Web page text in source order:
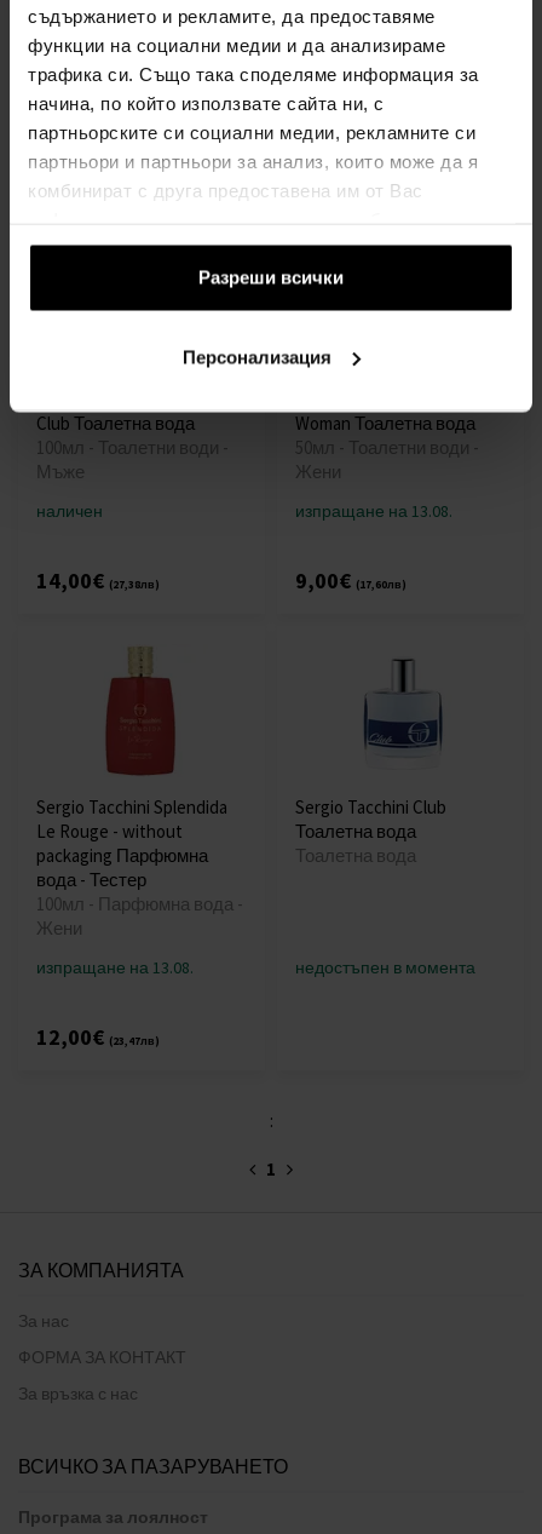
съдържанието и рекламите, да предоставяме
функции на социални медии и да анализираме
трафика си. Също така споделяме информация за
начина, по който използвате сайта ни, с
партньорските си социални медии, рекламните си
партньори и партньори за анализ, които може да я
комбинират с друга предоставена им от Вас
ползването от Ваша страна на услугите им.
Разреши всички
Персонализация
Тоалетна вода
75мл - Тоалетни води -
Жени
наличен
15,00€
Парфюмна вода
100мл - Парфюмна вода -
наличен
14,00€
Club Тоалетна вода
100мл - Тоалетни води -
Мъже
наличен
14,00€ (27,38лв)
Woman Тоалетна вода
50мл - Тоалетни води -
Жени
изпращане на 13.08.
9,00€ (17,60лв)
Sergio Tacchini Splendida
Le Rouge - without
packaging Парфюмна
вода - Тестер
100мл - Парфюмна вода -
Жени
изпращане на 13.08.
12,00€ (23,47лв)
Sergio Tacchini Club
Тоалетна вода
Тоалетна вода
недостъпен в момента
:
1
ЗА КОМПАНИЯТА
За нас
ФОРМА ЗА КОНТАКТ
За връзка с нас
ВСИЧКО ЗА ПАЗАРУВАНЕТО
Програма за лоялност